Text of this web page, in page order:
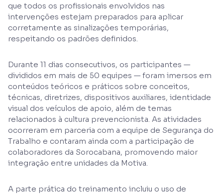
que todos os profissionais envolvidos nas
intervenções estejam preparados para aplicar
corretamente as sinalizações temporárias,
respeitando os padrões definidos.
Durante 11 dias consecutivos, os participantes —
divididos em mais de 50 equipes — foram imersos em
conteúdos teóricos e práticos sobre conceitos,
técnicas, diretrizes, dispositivos auxiliares, identidade
visual dos veículos de apoio, além de temas
relacionados à cultura prevencionista. As atividades
ocorreram em parceria com a equipe de Segurança do
Trabalho e contaram ainda com a participação de
colaboradores da Sorocabana, promovendo maior
integração entre unidades da Motiva.
A parte prática do treinamento incluiu o uso de